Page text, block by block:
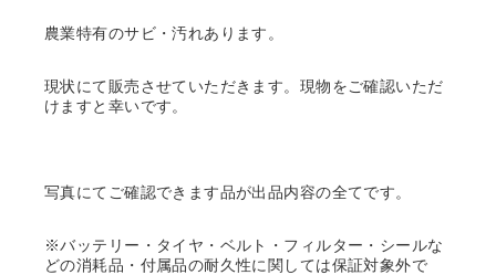
農業特有のサビ・汚れあります。
現状にて販売させていただきます。現物をご確認いただ
けますと幸いです。
写真にてご確認できます品が出品内容の全てです。
※バッテリー・タイヤ・ベルト・フィルター・シールな
どの消耗品・付属品の耐久性に関しては保証対象外で